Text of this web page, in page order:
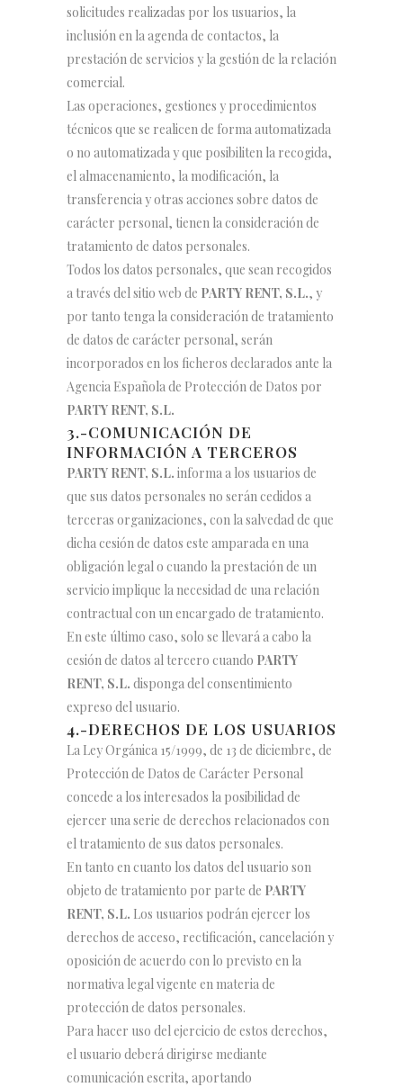
solicitudes realizadas por los usuarios, la
inclusión en la agenda de contactos, la
prestación de servicios y la gestión de la relación
comercial.
Las operaciones, gestiones y procedimientos
técnicos que se realicen de forma automatizada
o no automatizada y que posibiliten la recogida,
el almacenamiento, la modificación, la
transferencia y otras acciones sobre datos de
carácter personal, tienen la consideración de
tratamiento de datos personales.
Todos los datos personales, que sean recogidos
a través del sitio web de PARTY RENT, S.L., y
por tanto tenga la consideración de tratamiento
de datos de carácter personal, serán
incorporados en los ficheros declarados ante la
Agencia Española de Protección de Datos por
PARTY RENT, S.L.
3.-COMUNICACIÓN DE
INFORMACIÓN A TERCEROS
PARTY RENT, S.L. informa a los usuarios de
que sus datos personales no serán cedidos a
terceras organizaciones, con la salvedad de que
dicha cesión de datos este amparada en una
obligación legal o cuando la prestación de un
servicio implique la necesidad de una relación
contractual con un encargado de tratamiento.
En este último caso, solo se llevará a cabo la
cesión de datos al tercero cuando PARTY
RENT, S.L. disponga del consentimiento
expreso del usuario.
4.-DERECHOS DE LOS USUARIOS
La Ley Orgánica 15/1999, de 13 de diciembre, de
Protección de Datos de Carácter Personal
concede a los interesados la posibilidad de
ejercer una serie de derechos relacionados con
el tratamiento de sus datos personales.
En tanto en cuanto los datos del usuario son
objeto de tratamiento por parte de PARTY
RENT, S.L. Los usuarios podrán ejercer los
derechos de acceso, rectificación, cancelación y
oposición de acuerdo con lo previsto en la
normativa legal vigente en materia de
protección de datos personales.
Para hacer uso del ejercicio de estos derechos,
el usuario deberá dirigirse mediante
comunicación escrita, aportando